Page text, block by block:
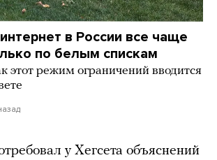
в России все чаще
по белым спискам
этот режим ограничений вводится
у Хегсета объяснений